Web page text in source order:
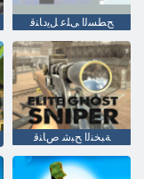
ﺢﻄﺴﻟﺍ ﻰﻠﻋ ﻞﻳﺩﺎﻨﻗ
ﺔﺒﺨﻨﻟﺍ ﺢﺒﺷ ﺹﺎﻨﻗ